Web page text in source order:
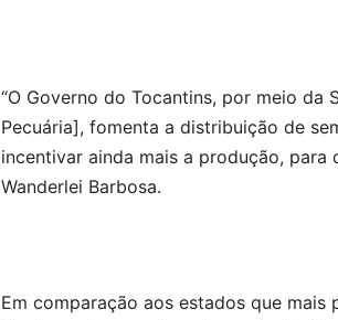
“O Governo do Tocantins, por meio da
Pecuária], fomenta a distribuição de
incentivar ainda mais a produção, para
Wanderlei Barbosa.
Em comparação aos estados que